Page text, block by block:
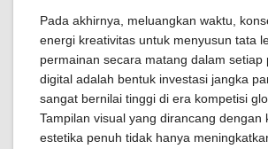
Pada akhirnya, meluangkan waktu,
energi kreativitas untuk menyusun tata
permainan secara matang dalam setiap
digital adalah bentuk investasi jangka
sangat bernilai tinggi di era kompetisi
Tampilan visual yang dirancang dengan
estetika penuh tidak hanya